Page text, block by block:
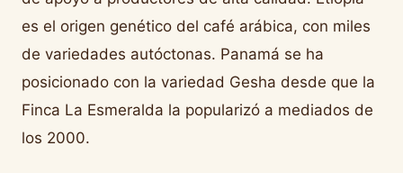
es el origen genético del café arábica, con miles
de variedades autóctonas. Panamá se ha
posicionado con la variedad Gesha desde que la
Finca La Esmeralda la popularizó a mediados de
los 2000.